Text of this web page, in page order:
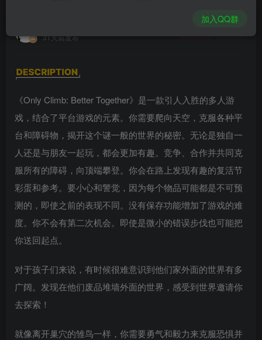
31天前发布
《Only Climb: Better Together》是一款引人入胜的多人游
戏，结合了平台游戏的元素。你需要爬向天空，克服各种平
台和障碍物，揭开这个谜一般的世界的秘密。无论是独自一
人还是与朋友一起玩，都会更加有趣。竞争、合作并共同克
服所有的障碍，向顶端攀登。你会在路上发现有趣的复活节
彩蛋和参考。要小心和警觉，因为每个物品可能都是不可预
测的，即使之前的表现不同。没有保存功能增加了游戏的难
度。你不会有第二次机会。即使是微小的错误步伐也可能把
你送回起点。
对于孩子们来说，有时候很难意识到他们家外面的世界有多
广阔。发现在他们废品堆墙外面的世界，感受到世界邀请你
去探索！
就像离开巢穴的雏鸟一样，你需要勇气和毅力来克服恐惧并
加入QQ群